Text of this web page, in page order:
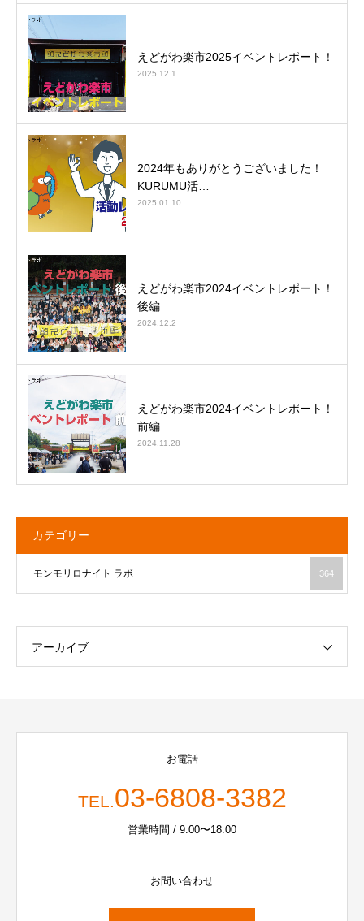
えどがわ楽市2025イベントレポート！
2025.12.1
2024年もありがとうございました！
KURUMU活…
2025.01.10
えどがわ楽市2024イベントレポート！
後編
2024.12.2
えどがわ楽市2024イベントレポート！
前編
2024.11.28
カテゴリー
モンモリロナイト ラボ 364
アーカイブ
お電話
TEL.03-6808-3382
営業時間 / 9:00〜18:00
お問い合わせ